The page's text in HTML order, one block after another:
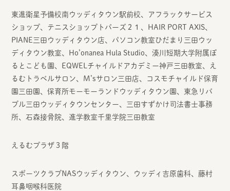
東進衛星予備校南ウッディタウン駅前校、アフラックサービス
ショップ、テニスショップトパーズ２１、HAIR PORT AXIS、
PIANE三田ウッディタウン店、パソコン教室ひだまり三田ウッ
ディタウン教室、Ho’onanea Hula Studio、湊川短期大学附属ぽ
るとこども園、EQWELチャイルドアカデミー神戸三田教室、え
るむトラベルサロン、M’sサロン三田店、コスモチャイルド保育
園三田園、保育所モーモーランドウッディタウン園、東急リバ
ブル三田ウッディタウンセンター、三田すずかけ司法書士事務
所、石森接骨院、進学教室千里学院三田教室
えるむプラザ３階
スポーツクラブNASウッディタウン、ウッディ吉原歯科、藤村
耳鼻咽喉科医院